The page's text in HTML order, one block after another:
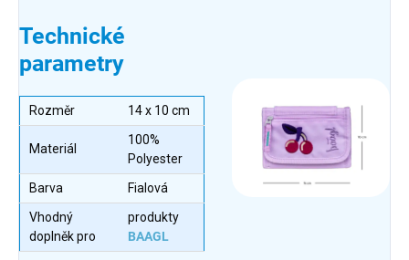
Technické
parametry
Rozměr 14 x 10 cm
Materiál
100%
Polyester
Barva
Fialová
Vhodný
doplněk pro
produkty
BAAGL